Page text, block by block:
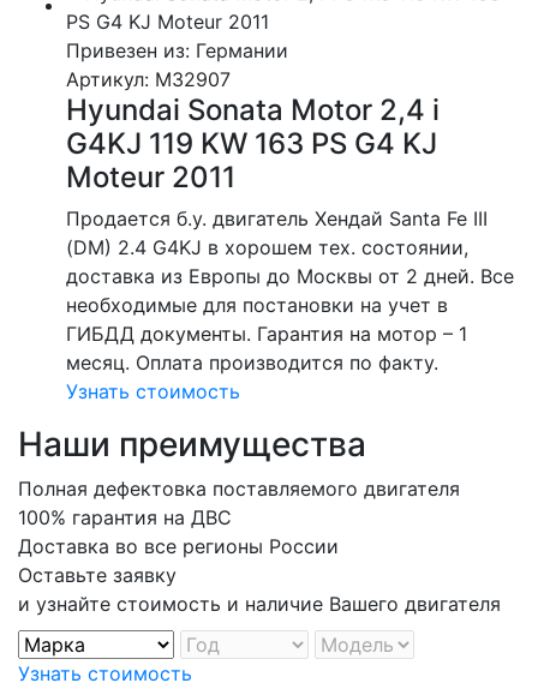
Привезен из: Германии
Артикул: M32907
Hyundai Sonata Motor 2,4 i
G4KJ 119 KW 163 PS G4 KJ
Moteur 2011
Продается б.у. двигатель Хендай Santa Fe III
(DM) 2.4 G4KJ в хорошем тех. состоянии,
доставка из Европы до Москвы от 2 дней. Все
необходимые для постановки на учет в
ГИБДД документы. Гарантия на мотор – 1
месяц. Оплата производится по факту.
Узнать стоимость
Наши преимущества
Полная дефектовка поставляемого двигателя
100% гарантия на ДВС
Доставка во все регионы России
Оставьте заявку
и узнайте стоимость и наличие Вашего двигателя
Узнать стоимость